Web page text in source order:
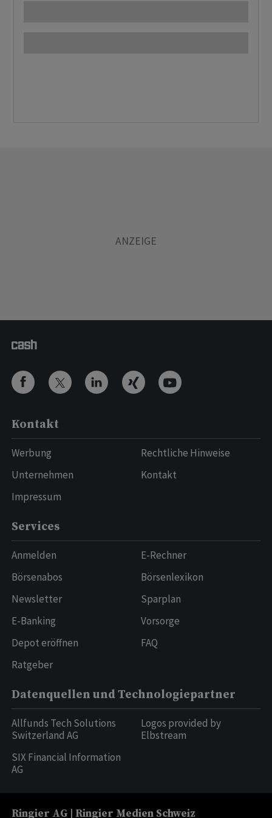
Kontakt
Werbung
Unternehmen
Impressum
Rechtliche Hinweise
Kontakt
Services
Anmelden
Börsenabos
Newsletter
E-Banking
Depot eröffnen
Ratgeber
E-Rechner
Börsenlexikon
Sparplan
Vorsorge
FAQ
Datenquellen und Technologiepartner
Allfunds Tech Solutions
Switzerland AG
SIX Financial Information
AG
Logos provided by
Elbstream
Ringier AG | Ringier Medien Schweiz